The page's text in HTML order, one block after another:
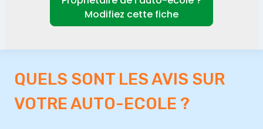
Modifiez cette fiche
QUELS SONT LES AVIS SUR
VOTRE AUTO-ECOLE ?